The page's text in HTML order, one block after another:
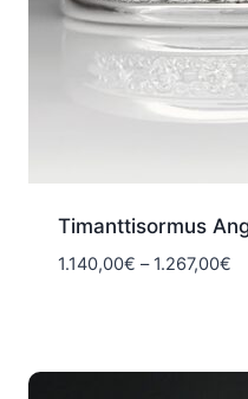
Timanttisormus
1.140,00€ – 1.267,00€